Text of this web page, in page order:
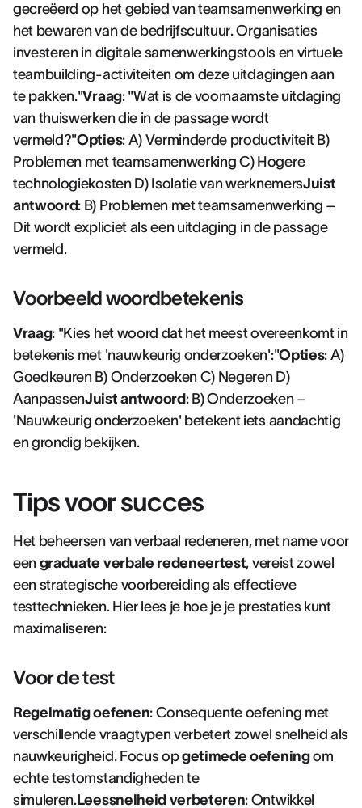
gecreëerd op het gebied van teamsamenwerking en
het bewaren van de bedrijfscultuur. Organisaties
investeren in digitale samenwerkingstools en virtuele
teambuilding-activiteiten om deze uitdagingen aan
te pakken."Vraag: "Wat is de voornaamste uitdaging
van thuiswerken die in de passage wordt
vermeld?"Opties: A) Verminderde productiviteit B)
Problemen met teamsamenwerking C) Hogere
technologiekosten D) Isolatie van werknemersJuist
antwoord: B) Problemen met teamsamenwerking –
Dit wordt expliciet als een uitdaging in de passage
vermeld.
Voorbeeld woordbetekenis
Vraag: "Kies het woord dat het meest overeenkomt in
betekenis met 'nauwkeurig onderzoeken':"Opties: A)
Goedkeuren B) Onderzoeken C) Negeren D)
AanpassenJuist antwoord: B) Onderzoeken –
'Nauwkeurig onderzoeken' betekent iets aandachtig
en grondig bekijken.
Tips voor succes
Het beheersen van verbaal redeneren, met name voor
een graduate verbale redeneertest, vereist zowel
een strategische voorbereiding als effectieve
testtechnieken. Hier lees je hoe je je prestaties kunt
maximaliseren:
Voor de test
Regelmatig oefenen: Consequente oefening met
verschillende vraagtypen verbetert zowel snelheid als
nauwkeurigheid. Focus opgetimede oefeningom
echte testomstandigheden te
simuleren.Leessnelheid verbeteren: Ontwikkel